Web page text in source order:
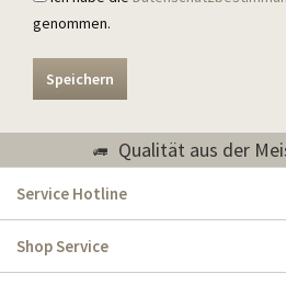
genommen.
Speichern
Qualität aus der
Service Hotline
Shop Service